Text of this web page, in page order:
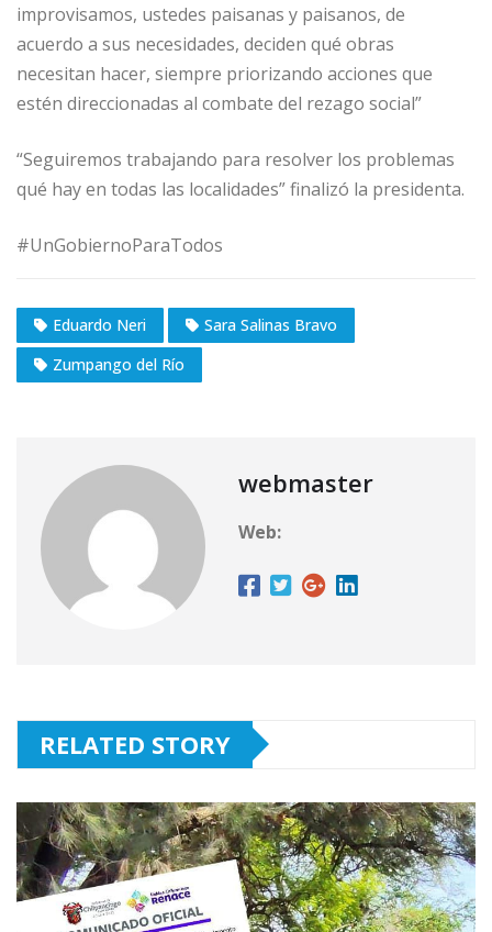
improvisamos, ustedes paisanas y paisanos, de
acuerdo a sus necesidades, deciden qué obras
necesitan hacer, siempre priorizando acciones que
estén direccionadas al combate del rezago social”
“Seguiremos trabajando para resolver los problemas
qué hay en todas las localidades” finalizó la presidenta.
#UnGobiernoParaTodos
Eduardo Neri
Sara Salinas Bravo
Zumpango del Río
webmaster
Web:
RELATED STORY